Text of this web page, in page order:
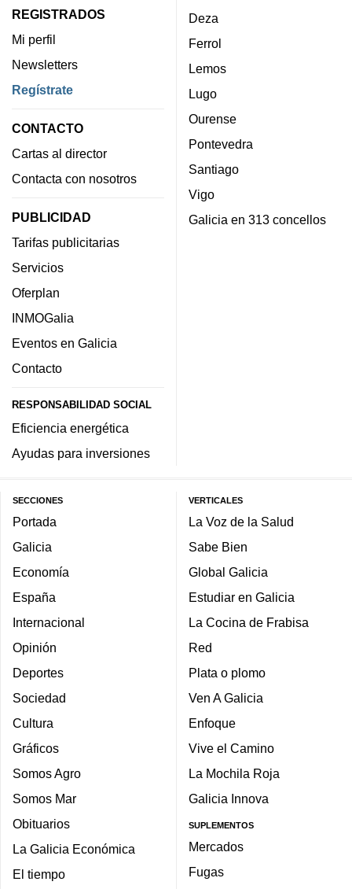
REGISTRADOS
Mi perfil
Newsletters
Regístrate
CONTACTO
Cartas al director
Contacta con nosotros
PUBLICIDAD
Tarifas publicitarias
Servicios
Oferplan
INMOGalia
Eventos en Galicia
Contacto
RESPONSABILIDAD SOCIAL
Eficiencia energética
Ayudas para inversiones
Deza
Ferrol
Lemos
Lugo
Ourense
Pontevedra
Santiago
Vigo
Galicia en 313 concellos
SECCIONES
Portada
Galicia
Economía
España
Internacional
Opinión
Deportes
Sociedad
Cultura
Gráficos
Somos Agro
Somos Mar
Obituarios
La Galicia Económica
El tiempo
VERTICALES
La Voz de la Salud
Sabe Bien
Global Galicia
Estudiar en Galicia
La Cocina de Frabisa
Red
Plata o plomo
Ven A Galicia
Enfoque
Vive el Camino
La Mochila Roja
Galicia Innova
SUPLEMENTOS
Mercados
Fugas